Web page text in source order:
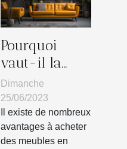
Pourquoi
vaut-il la
peine
d'acheter des
meubles en
ligne ?
Dimanche
25/06/2023
Il existe de nombreux
avantages à acheter
des meubles en